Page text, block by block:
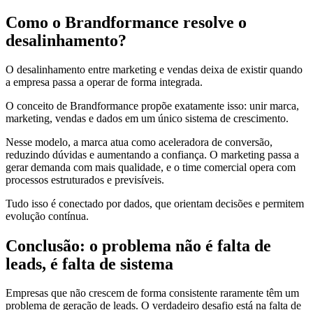
Como o Brandformance resolve o
desalinhamento?
O desalinhamento entre marketing e vendas deixa de existir quando
a empresa passa a operar de forma integrada.
O conceito de Brandformance propõe exatamente isso: unir marca,
marketing, vendas e dados em um único sistema de crescimento.
Nesse modelo, a marca atua como aceleradora de conversão,
reduzindo dúvidas e aumentando a confiança. O marketing passa a
gerar demanda com mais qualidade, e o time comercial opera com
processos estruturados e previsíveis.
Tudo isso é conectado por dados, que orientam decisões e permitem
evolução contínua.
Conclusão: o problema não é falta de
leads, é falta de sistema
Empresas que não crescem de forma consistente raramente têm um
problema de geração de leads. O verdadeiro desafio está na falta de